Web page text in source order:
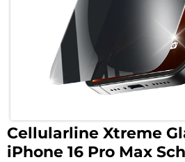
Cellularline Xtreme
iPhone 16 Pro Max